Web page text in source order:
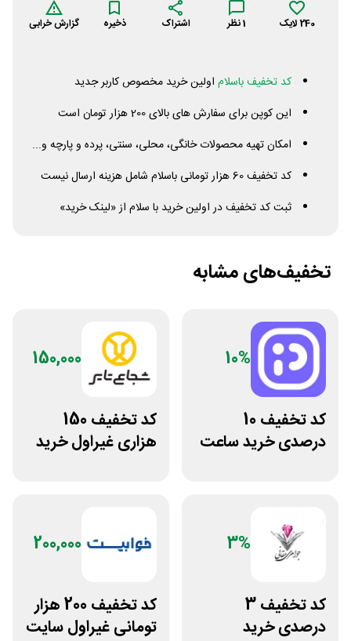
240 لایک 1نظر اشتراک ذخیره گزارش خرابی
کد تخفیف باسلام اولین خرید مخصوص کاربر جدید
این کوپن برای سفارش های بالای 200 هزار تومان است
امکان تهیه محصولات خانگی، محلی، سنتی، پرده و پارچه و...
کد تخفیف 60 هزار تومانی باسلام شامل هزینه ارسال نیست
ثبت کد تخفیف در اولین خرید با سلام از «لینک خرید»
تخفیف‌های مشابه
10%
کد تخفیف 10
درصدی خرید ساعت
150,000
کد تخفیف 150
هزاری غیراول خرید
3%
کد تخفیف 3
درصدی خرید
200,000
کد تخفیف 200 هزار
تومانی غیراول سایت